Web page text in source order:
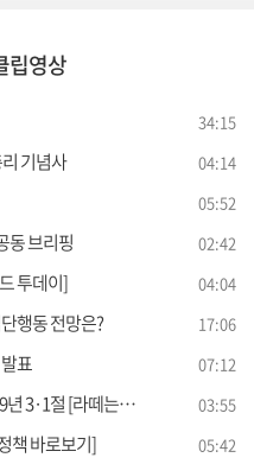
립영상
34:15
기념사 04:14
05:52
동 브리핑 02:42
투데이] 04:04
행동 전망은? 17:06
표 07:12
절 [라떼는 뉴우스] 03:55
책 바로보기] 05:42